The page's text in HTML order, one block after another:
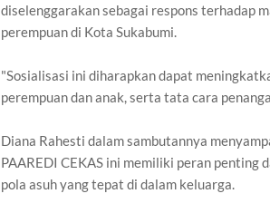
diselenggarakan sebagai respons terhadap
perempuan di Kota Sukabumi.
"Sosialisasi ini diharapkan dapat
perempuan dan anak, serta tata cara
Diana Rahesti dalam sambutannya
PAAREDI CEKAS ini memiliki peran
pola asuh yang tepat di dalam keluarga.